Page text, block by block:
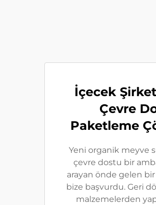
İçecek
Çevre
Paketleme
Yeni organik meyve
çevre dostu bir
arayan önde gelen
bize başvurdu. Geri
malzemelerden